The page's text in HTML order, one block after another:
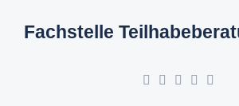
Fachstelle